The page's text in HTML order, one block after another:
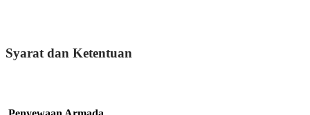
Syarat dan Ketentuan